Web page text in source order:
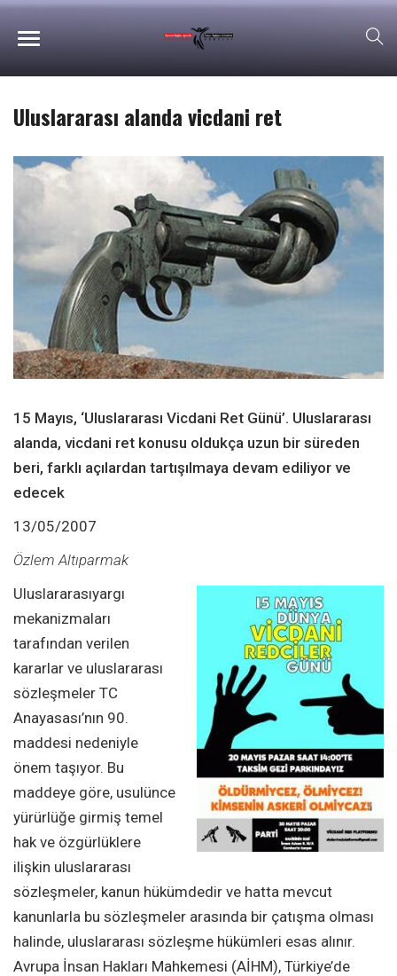
Uluslararası alanda vicdani ret
15 Mayıs, ‘Uluslararası Vicdani Ret Günü’. Uluslararası
alanda, vicdani ret konusu oldukça uzun bir süreden
beri, farklı açılardan tartışılmaya devam ediliyor ve
edecek
13/05/2007
Özlem Altıparmak
Uluslararasıyargı
mekanizmaları
tarafından verilen
kararlar ve uluslararası
sözleşmeler TC
Anayasası’nın 90.
maddesi nedeniyle
önem taşıyor. Bu
maddeye göre, usulünce
yürürlüğe girmiş temel
hak ve özgürlüklere
ilişkin uluslararası
sözleşmeler, kanun hükümdedir ve hatta mevcut
kanunlarla bu sözleşmeler arasında bir çatışma olması
halinde, uluslararası sözleşme hükümleri esas alınır.
Avrupa İnsan Hakları Mahkemesi (AİHM), Türkiye’de